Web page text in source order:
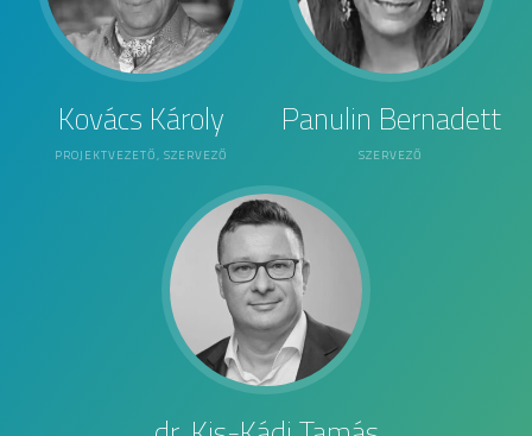
Kovács Károly
PROJEKTVEZETŐ, SZERVEZŐ
Panulin Bernadett
SZERVEZŐ